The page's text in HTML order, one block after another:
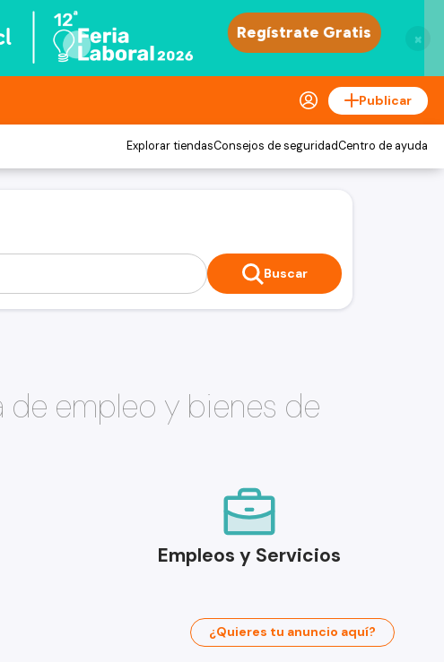
×
Publicar
Explorar tiendasConsejos de seguridadCentro de ayuda
Buscar
de empleo y bienes de
Empleos y Servicios
¿Quieres tu anuncio aquí?